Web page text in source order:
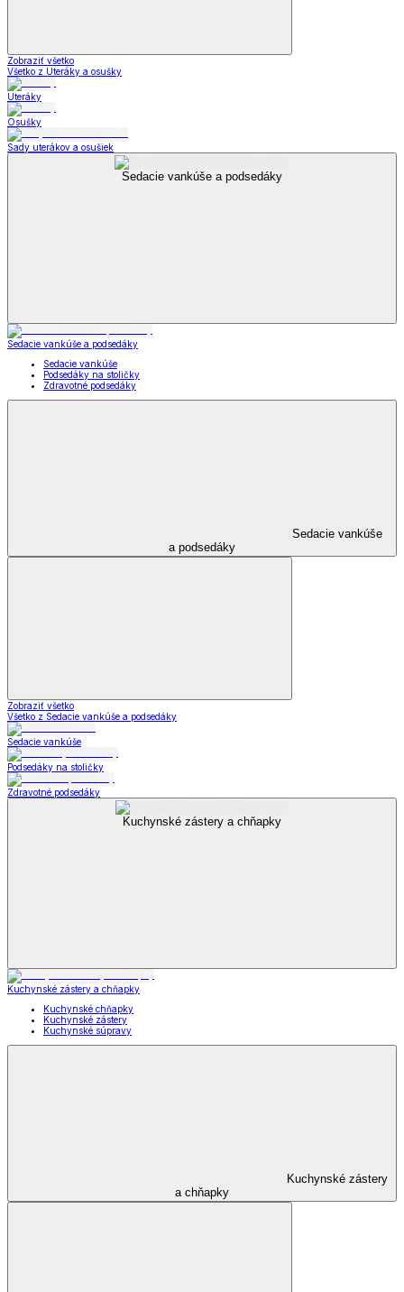
Zobraziť všetko
Všetko z Uteráky a osušky
Uteráky
Osušky
Sady uterákov a osušiek
Sedacie vankúše a podsedáky
Sedacie vankúše a podsedáky
Sedacie vankúše
Podsedáky na stoličky
Zdravotné podsedáky
Sedacie vankúše
a podsedáky
Zobraziť všetko
Všetko z Sedacie vankúše a podsedáky
Sedacie vankúše
Podsedáky na stoličky
Zdravotné podsedáky
Kuchynské zástery a chňapky
Kuchynské zástery a chňapky
Kuchynské chňapky
Kuchynské zástery
Kuchynské súpravy
Kuchynské zástery
a chňapky